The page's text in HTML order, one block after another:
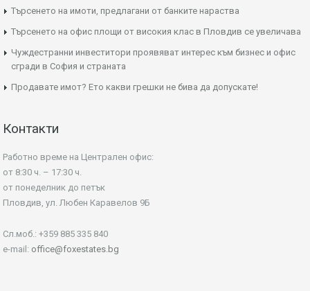
Търсенето на имоти, предлагани от банките нараства
Търсенето на офис площи от високия клас в Пловдив се увеличава
Чуждестранни инвеститори проявяват интерес към бизнес и офис
сгради в София и страната
Продавате имот? Ето какви грешки не бива да допускате!
Контакти
Работно време на Централен офис:
от 8:30 ч. – 17:30 ч.
от понеделник до петък
Пловдив, ул. Любен Каравелов 9Б
Сл.моб.: +359 885 335 840
e-mail: office@foxestates.bg